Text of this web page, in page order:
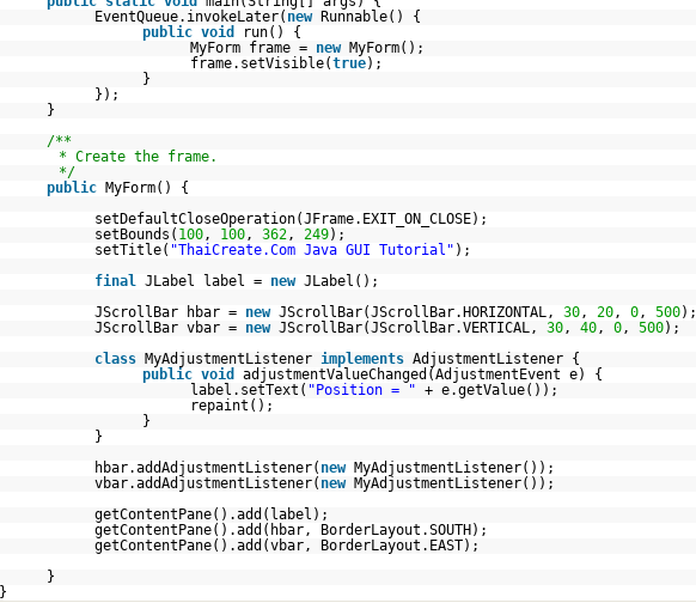
EventQueue.invokeLater( new
Runnable() {
public void
run() {
MyForm frame = new
MyForm();
frame.setVisible(true);
}
});
}
/**
* Create the frame.
*/
public
MyForm() {
setDefaultCloseOperation(JFrame.EXIT_ON_CLOSE);
setBounds( 100, 100, 362, 249);
setTitle( "ThaiCreate.Com Java GUI Tutorial" );
final JLabel label = new JLabel();
JScrollBar hbar = new JScrollBar(JScrollBar.HORIZONTAL, 30, 20, 0, 500);
JScrollBar vbar = new JScrollBar(JScrollBar.VERTICAL, 30, 40, 0, 500);
class MyAdjustmentListener implements AdjustmentListener {
public void
adjustmentValueChanged(AdjustmentEvent e) {
label.setText( "Position = " + e.getValue());
repaint();
}
}
hbar.addAdjustmentListener( new
MyAdjustmentListener());
vbar.addAdjustmentListener( new
MyAdjustmentListener());
getContentPane().add(label);
getContentPane().add(hbar, BorderLayout.SOUTH);
getContentPane().add(vbar, BorderLayout.EAST);
}
}